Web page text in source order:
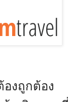
องถูกต้อง